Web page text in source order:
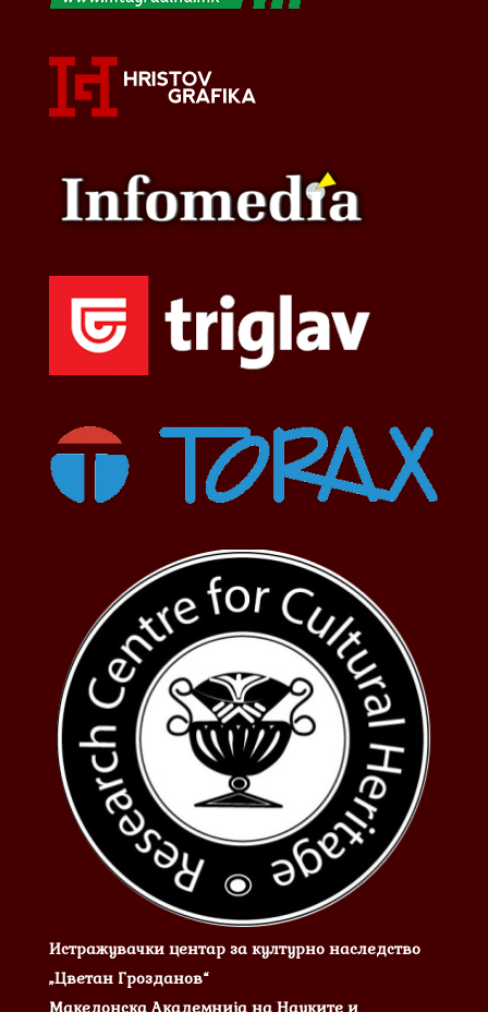
Истражувачки центар за културно наследство
„Цветан Грозданов“
Македонска Академнија на Науките и